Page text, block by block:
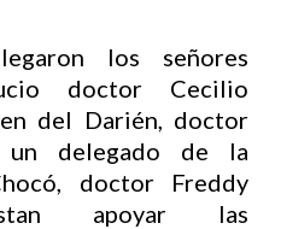
los señores
doctor Cecilio
del Darién, doctor
delegado de la
doctor Freddy
apoyar las